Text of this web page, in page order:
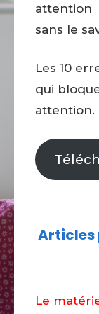
attention
sans le
Les 10
qui
attention.
Articles
Le